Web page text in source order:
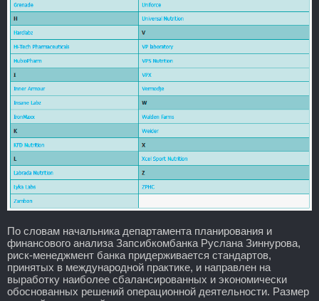
По словам начальника департамента планирования и
финансового анализа Запсибкомбанка Руслана Зиннурова,
риск-менеджмент банка придерживается стандартов,
принятых в международной практике, и направлен на
выработку наиболее сбалансированных и экономически
обоснованных решений операционной деятельности. Размер